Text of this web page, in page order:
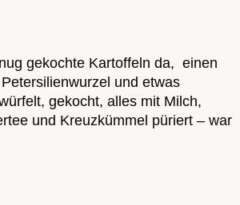
gekochte Kartoffeln da, einen
und etwas
gekocht, alles mit Milch,
und Kreuzkümmel püriert – war